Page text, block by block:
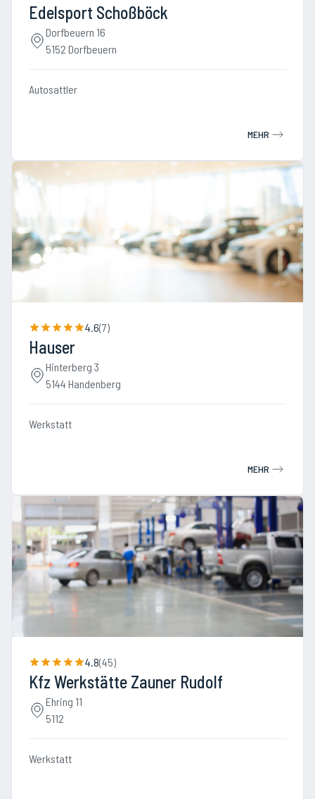
Edelsport Schoßböck
Dorfbeuern 16
5152 Dorfbeuern
Autosattler
MEHR
4.6(7)
Hauser
Hinterberg 3
5144 Handenberg
Werkstatt
MEHR
4.8(45)
Kfz Werkstätte Zauner Rudolf
Ehring 11
5112
Werkstatt